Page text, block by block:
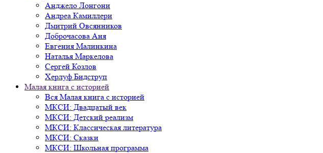
Анджело Лонгони
Андреа Камиллери
Дмитрий Овсянников
Доброчасова Аня
Евгения Малинкина
Наталья Маркелова
Сергей Козлов
Херлуф Бидструп
Малая книга с историей
Вся Малая книга с историей
МКСИ: Двадцатый век
МКСИ: Детский реализм
МКСИ: Классическая литература
МКСИ: Сказки
МКСИ: Школьная программа